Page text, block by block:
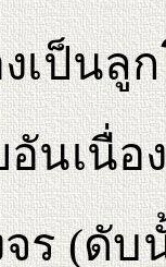
เป็นลู
นเนื่
จร (ดั